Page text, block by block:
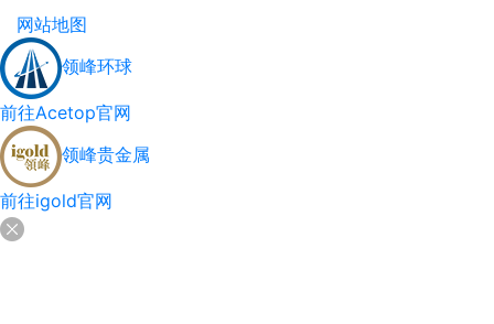
网站地图
领峰环球
前往Acetop官网
领峰贵金属
前往igold官网